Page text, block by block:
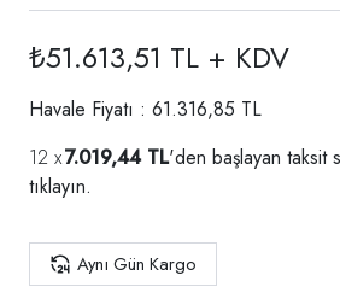
₺51.613,51 TL + KDV
Havale Fiyatı : 61.316,85 TL
7.019,44 TL'den başlayan taksit
tıklayın.
Aynı Gün Kargo